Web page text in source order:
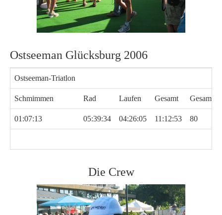
Ostseeman Glücksburg 2006
Ostseeman-Triatlon
Schmimmen Rad Laufen Gesamt
01:07:13 05:39:34 04:26:05 11:12:53 80
Die Crew